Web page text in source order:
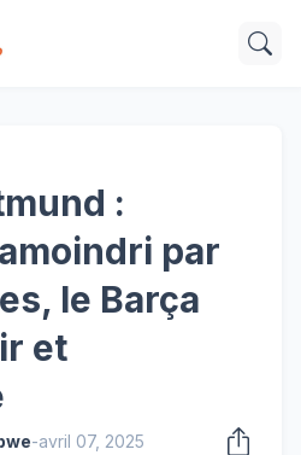
:
par
le Barça
et
-avril 07, 2025